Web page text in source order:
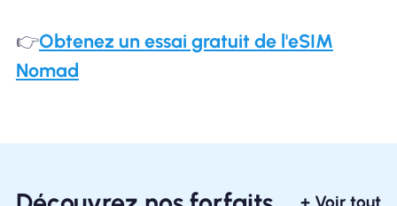
👉Obtenez un essai gratuit de l'eSIM
Nomad